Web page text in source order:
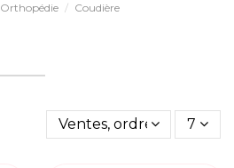
Orthopédie Coudière
Ventes, ordre 7